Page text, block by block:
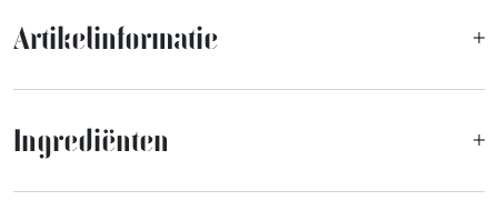
Artikelinformatie
Ingrediënten